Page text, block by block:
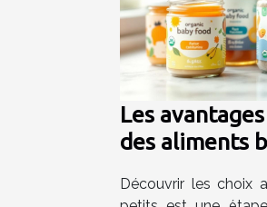
Les
des aliments
Découvrir les choix